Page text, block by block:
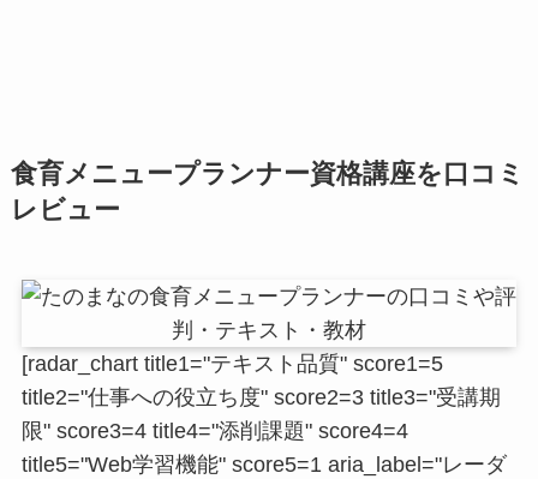
食育メニュープランナー資格講座を口コミ
レビュー
[radar_chart title1="テキスト品質" score1=5
title2="仕事への役立ち度" score2=3 title3="受講期
限" score3=4 title4="添削課題" score4=4
title5="Web学習機能" score5=1 aria_label="レーダ